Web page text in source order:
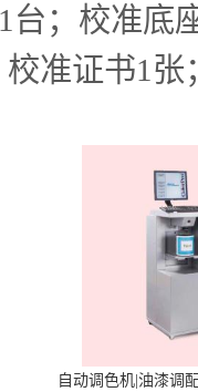
台；校准底
准证书1张
自动调色机|油漆调